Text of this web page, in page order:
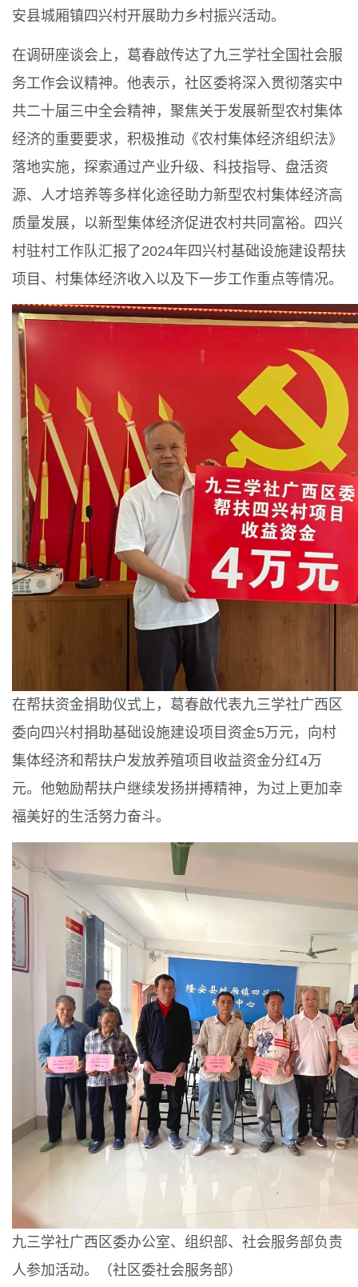
安县城厢镇四兴村开展助力乡村振兴活动。
在调研座谈会上，葛春啟传达了九三学社全国社会服
务工作会议精神。他表示，社区委将深入贯彻落实中
共二十届三中全会精神，聚焦关于发展新型农村集体
经济的重要要求，积极推动《农村集体经济组织法》
落地实施，探索通过产业升级、科技指导、盘活资
源、人才培养等多样化途径助力新型农村集体经济高
质量发展，以新型集体经济促进农村共同富裕。四兴
村驻村工作队汇报了2024年四兴村基础设施建设帮扶
项目、村集体经济收入以及下一步工作重点等情况。
在帮扶资金捐助仪式上，葛春啟代表九三学社广西区
委向四兴村捐助基础设施建设项目资金5万元，向村
集体经济和帮扶户发放养殖项目收益资金分红4万
元。他勉励帮扶户继续发扬拼搏精神，为过上更加幸
福美好的生活努力奋斗。
九三学社广西区委办公室、组织部、社会服务部负责
人参加活动。（社区委社会服务部）